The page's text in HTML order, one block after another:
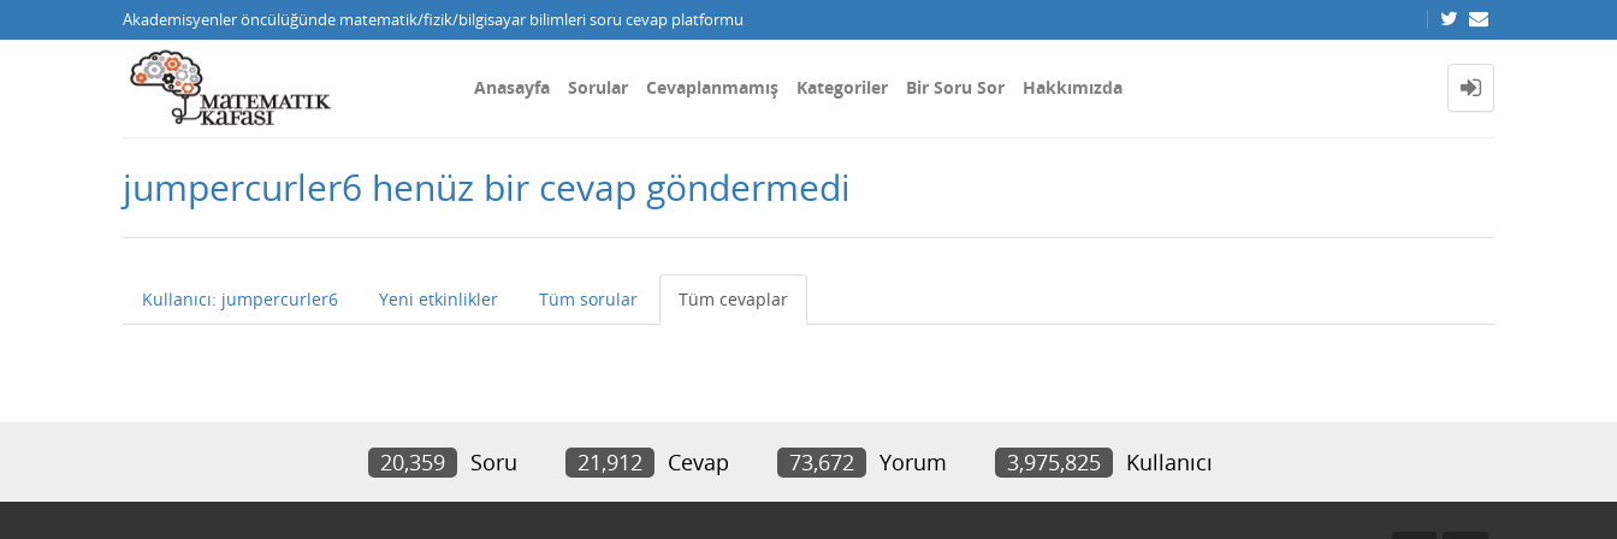
Akademisyenler öncülüğünde matematik/fizik/bilgisayar bilimleri soru cevap platformu
Anasayfa Sorular Cevaplanmamış Kategoriler Bir Soru Sor Hakkımızda
jumpercurler6 henüz bir cevap göndermedi
Kullanıcı: jumpercurler6 Yeni etkinlikler Tüm sorular Tüm cevaplar
20,359 Soru 21,912 Cevap 73,672 Yorum 3,975,825 Kullanıcı